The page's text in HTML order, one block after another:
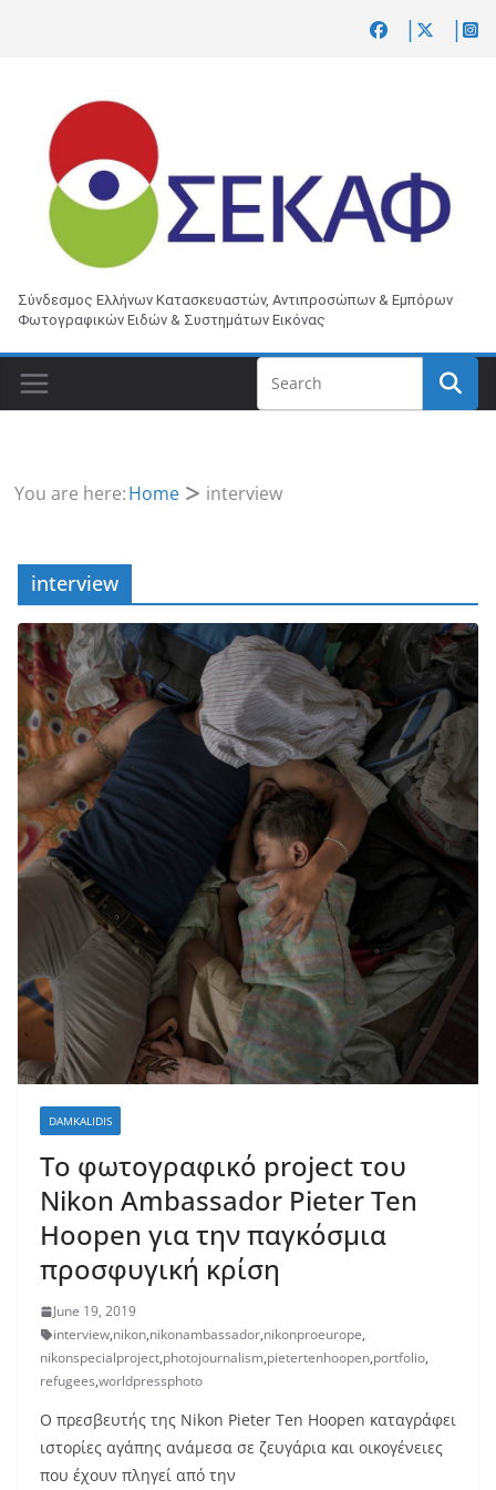
Σύνδεσμος Ελλήνων Κατασκευαστών, Αντιπροσώπων & Εμπόρων
Φωτογραφικών Ειδών & Συστημάτων Εικόνας
You are here:Home interview
interview
DAMKALIDIS
Το φωτογραφικό project του
Nikon Ambassador Pieter Ten
Hoopen για την παγκόσμια
προσφυγική κρίση
June 19, 2019
interview,nikon,nikonambassador,nikonproeurope,
nikonspecialproject,photojournalism,pietertenhoopen,portfolio,
refugees,worldpressphoto
Ο πρεσβευτής της Nikon Pieter Ten Hoopen καταγράφει
ιστορίες αγάπης ανάμεσα σε ζευγάρια και οικογένειες
που έχουν πληγεί από την